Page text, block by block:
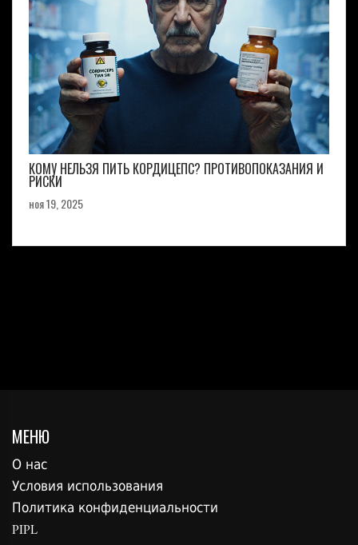
КОМУ НЕЛЬЗЯ ПИТЬ КОРДИЦЕПС? ПРОТИВОПОКАЗАНИЯ И
РИСКИ
ноя 19, 2025
МЕНЮ
О нас
Условия использования
Политика конфиденциальности
PIPL